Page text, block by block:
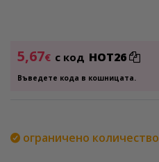
5,67€ с код HOT26
Въведете кода в кошницата.
ограничено количество